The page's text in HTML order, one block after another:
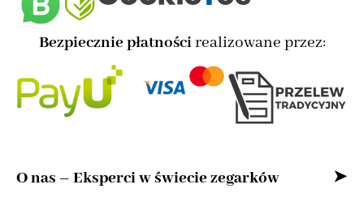
Bezpiecznie płatnościrealizowane przez:
O nas – Eksperci w świecie zegarków